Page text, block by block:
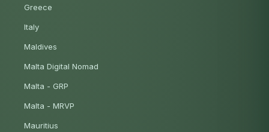
Greece
Italy
Maldives
Malta Digital Nomad
Malta - GRP
Malta - MRVP
Mauritius